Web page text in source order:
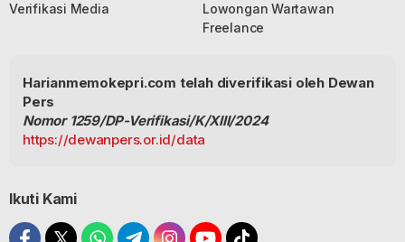
Verifikasi Media
Lowongan Wartawan
Freelance
Harianmemokepri.com telah diverifikasi oleh Dewan
Pers
Nomor 1259/DP-Verifikasi/K/XIII/2024
https://dewanpers.or.id/data
Ikuti Kami